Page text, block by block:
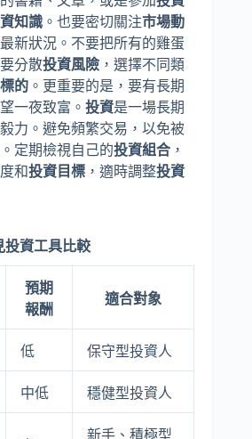
知識 。也要密切關注市場動
新狀況。不要把所有的雞蛋
分散投資風險 ，選擇不同類
的 。更重要的是，要有長期
一夜致富。 投資是一場長期
力。避免頻繁交易，以免被
定期檢視自己的投資組合 ，
和投資目標 ，適時調整投資
投資工具比較
預期
報酬
適合對象
低 保守型投資人
中低 穩健型投資人
新手、積極型